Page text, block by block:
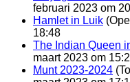
februari 2023 om
Hamlet in Luik
18:48
The Indian Queen
maart 2023 om
Munt 2023-2024